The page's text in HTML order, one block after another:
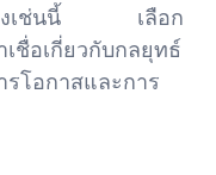
ย่างเช่นนี้ เลือก
ชื่อเกี่ยวกับกลยุทธ์
โอกาสและการ